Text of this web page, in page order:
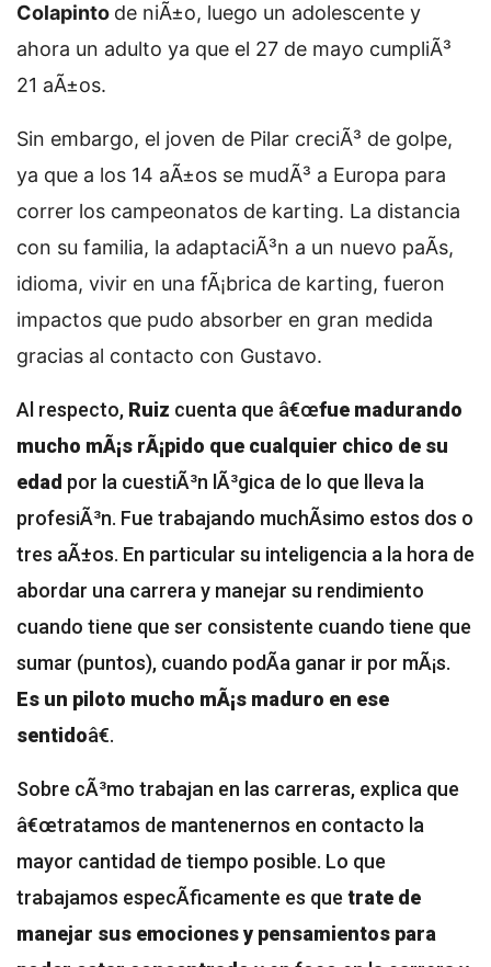
Colapinto de niÃ±o, luego un adolescente y
ahora un adulto ya que el 27 de mayo cumpliÃ³
21 aÃ±os.
Sin embargo, el joven de Pilar creciÃ³ de golpe,
ya que a los 14 aÃ±os se mudÃ³ a Europa para
correr los campeonatos de karting. La distancia
con su familia, la adaptaciÃ³n a un nuevo paÃ­s,
idioma, vivir en una fÃ¡brica de karting, fueron
impactos que pudo absorber en gran medida
gracias al contacto con Gustavo.
Al respecto, Ruiz cuenta que â€œfue madurando
mucho mÃ¡s rÃ¡pido que cualquier chico de su
edad por la cuestiÃ³n lÃ³gica de lo que lleva la
profesiÃ³n. Fue trabajando muchÃ­simo estos dos o
tres aÃ±os. En particular su inteligencia a la hora de
abordar una carrera y manejar su rendimiento
cuando tiene que ser consistente cuando tiene que
sumar (puntos), cuando podÃ­a ganar ir por mÃ¡s.
Es un piloto mucho mÃ¡s maduro en ese
sentidoâ€.
Sobre cÃ³mo trabajan en las carreras, explica que
â€œtratamos de mantenernos en contacto la
mayor cantidad de tiempo posible. Lo que
trabajamos especÃ­ficamente es que trate de
manejar sus emociones y pensamientos para